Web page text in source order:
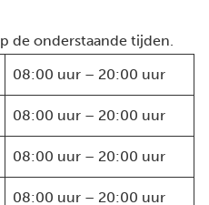
de onderstaande tijden.
08:00 uur – 20:00 uur
08:00 uur – 20:00 uur
08:00 uur – 20:00 uur
08:00 uur – 20:00 uur